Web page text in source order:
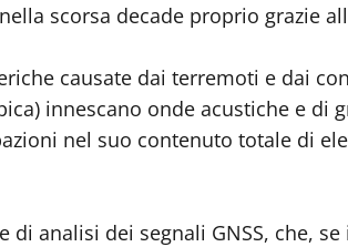
scorsa decade proprio grazie
causate dai terremoti e dai
innescano onde acustiche e di
nel suo contenuto totale di
analisi dei segnali GNSS, che, se